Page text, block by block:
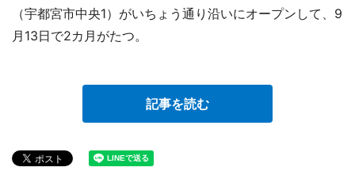
（宇都宮市中央1）がいちょう通り沿いにオープンして、9
月13日で2カ月がたつ。
記事を読む